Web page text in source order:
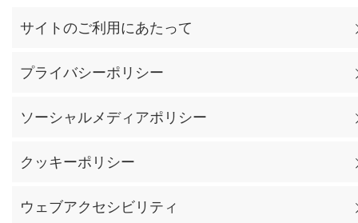
サイトのご利用にあたって
プライバシーポリシー
ソーシャルメディアポリシー
クッキーポリシー
ウェブアクセシビリティ